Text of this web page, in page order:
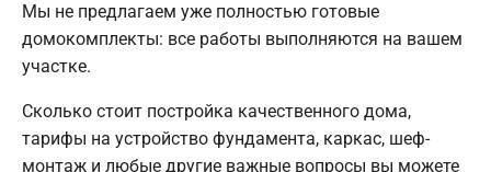
Мы не предлагаем уже полностью готовые
домокомплекты: все работы выполняются на вашем
участке.
Сколько стоит постройка качественного дома,
тарифы на устройство фундамента, каркас, шеф-
монтаж и любые другие важные вопросы вы можете